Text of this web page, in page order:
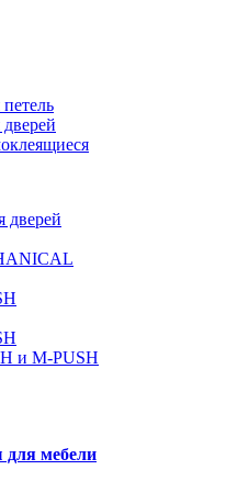
дверей
и M-PUSH
мебели